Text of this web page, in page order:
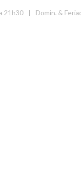
21h30 | Domin. &